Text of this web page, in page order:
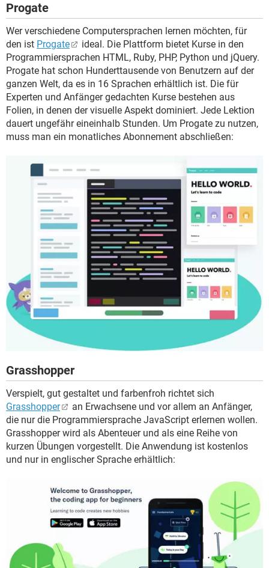
Progate
Wer verschiedene Computersprachen lernen möchten, für
den ist Progate
ideal. Die Plattform bietet Kurse in den
Programmiersprachen HTML, Ruby, PHP, Python und jQuery.
Progate hat schon Hunderttausende von Benutzern auf der
ganzen Welt, da es in 16 Sprachen erhältlich ist. Die für
Experten und Anfänger gedachten Kurse bestehen aus
Folien, in denen der visuelle Aspekt dominiert. Jede Lektion
dauert ungefähr eineinhalb Stunden. Um Progate zu nutzen,
muss man ein monatliches Abonnement abschließen:
Grasshopper
Verspielt, gut gestaltet und farbenfroh richtet sich
Grasshopper
an Erwachsene und vor allem an Anfänger,
die nur die Programmiersprache JavaScript erlernen wollen.
Grasshopper wird als Abenteuer und als eine Reihe von
kurzen Übungen vorgestellt. Die Anwendung ist kostenlos
und nur in englischer Sprache erhältlich: